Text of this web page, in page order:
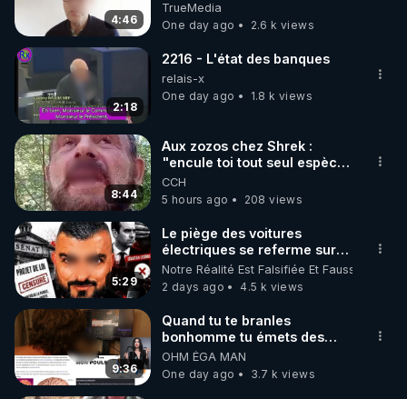
4:46
TrueMedia
One day ago
2.6 k views
2:18
2216 - L'état des banques
relais-x
One day ago
1.8 k views
8:44
Aux zozos chez Shrek :
"encule toi tout seul espèce
de mal polish"
CCH
5 hours ago
208 views
5:29
Le piège des voitures
électriques se referme sur
les usagers !
Notre Réalité Est Falsifiée Et Fausse
2 days ago
4.5 k views
9:36
Quand tu te branles
bonhomme tu émets des
ondes ils ont juste omis de
t'expliquer
OHM ÉGA MAN
One day ago
3.7 k views